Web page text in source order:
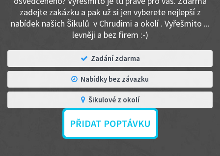
zadejte zakázku a pak už si jen vyberete nejlepší z
nabídek našich Šikulů v Chrudimi a okolí . Vyřešmito ...
levněji a bez firem :-)
Zadání zdarma
Nabídky bez závazku
Šikulové z okolí
PŘIDAT POPTÁVKU